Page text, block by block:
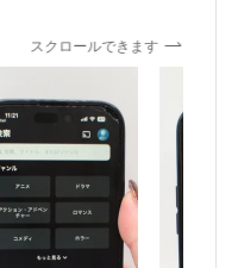
スクロールできます